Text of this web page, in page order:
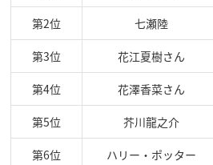
第2位 七瀬陸
第3位 花江夏樹さん
第4位 花澤香菜さん
第5位 芥川龍之介
第6位 ハリー・ポッター